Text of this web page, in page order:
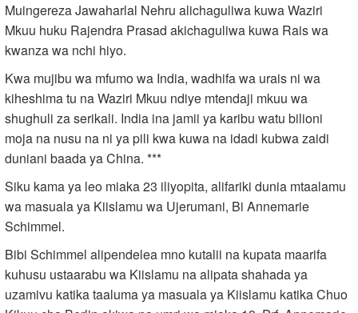
Muingereza Jawaharlal Nehru alichaguliwa kuwa Waziri
Mkuu huku Rajendra Prasad akichaguliwa kuwa Rais wa
kwanza wa nchi hiyo.
Kwa mujibu wa mfumo wa India, wadhifa wa urais ni wa
kiheshima tu na Waziri Mkuu ndiye mtendaji mkuu wa
shughuli za serikali. India ina jamii ya karibu watu bilioni
moja na nusu na ni ya pili kwa kuwa na idadi kubwa zaidi
duniani baada ya China. ***
Siku kama ya leo miaka 23 iliyopita, alifariki dunia mtaalamu
wa masuala ya Kiislamu wa Ujerumani, Bi Annemarie
Schimmel.
Bibi Schimmel alipendelea mno kutalii na kupata maarifa
kuhusu ustaarabu wa Kiislamu na alipata shahada ya
uzamivu katika taaluma ya masuala ya Kiislamu katika Chuo